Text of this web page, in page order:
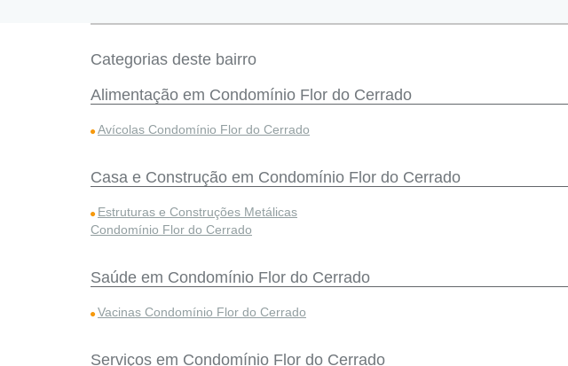
Categorias deste bairro
Alimentação em Condomínio Flor do Cerrado
Avícolas Condomínio Flor do Cerrado
Casa e Construção em Condomínio Flor do Cerrado
Estruturas e Construções Metálicas
Condomínio Flor do Cerrado
Saúde em Condomínio Flor do Cerrado
Vacinas Condomínio Flor do Cerrado
Serviços em Condomínio Flor do Cerrado